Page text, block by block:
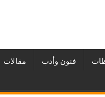
فنون وأدب مقالات